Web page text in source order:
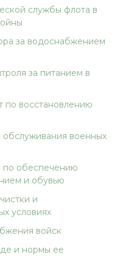
службы флота в
за водоснабжением
за питанием в
по восстановлению
обслуживания военных
по обеспечению
и обувью
и
условиях
войск
и нормы ее